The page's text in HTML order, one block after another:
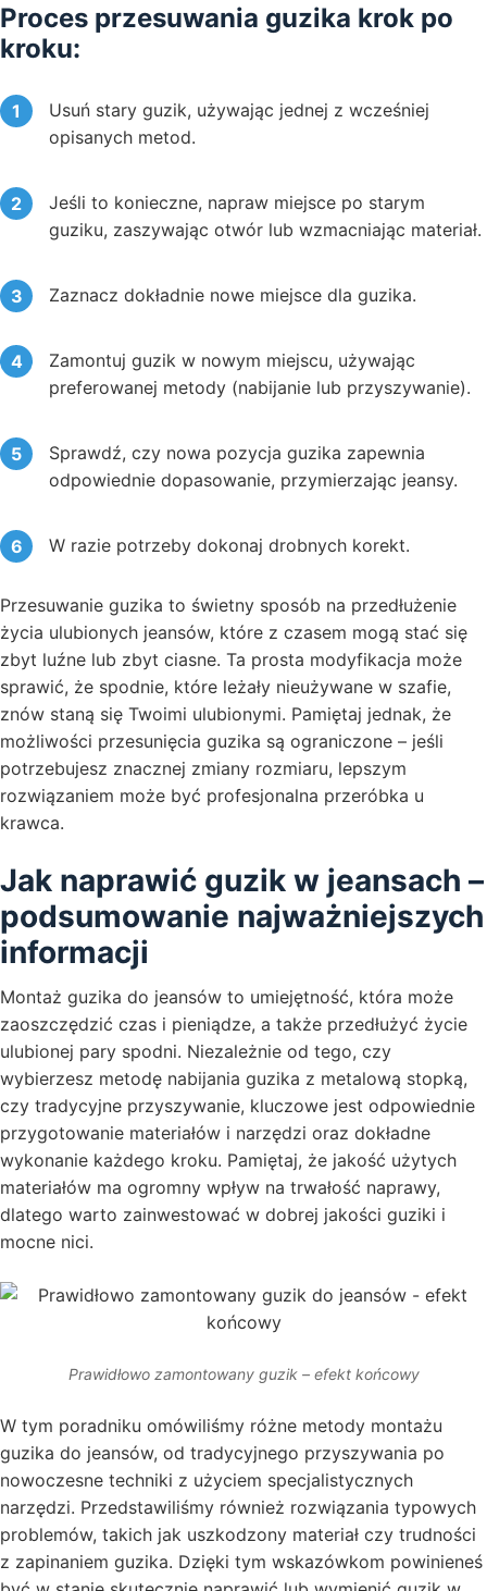
Proces przesuwania guzika krok po
kroku:
Usuń stary guzik, używając jednej z wcześniej
opisanych metod.
Jeśli to konieczne, napraw miejsce po starym
guziku, zaszywając otwór lub wzmacniając materiał.
Zaznacz dokładnie nowe miejsce dla guzika.
Zamontuj guzik w nowym miejscu, używając
preferowanej metody (nabijanie lub przyszywanie).
Sprawdź, czy nowa pozycja guzika zapewnia
odpowiednie dopasowanie, przymierzając jeansy.
W razie potrzeby dokonaj drobnych korekt.
Przesuwanie guzika to świetny sposób na przedłużenie
życia ulubionych jeansów, które z czasem mogą stać się
zbyt luźne lub zbyt ciasne. Ta prosta modyfikacja może
sprawić, że spodnie, które leżały nieużywane w szafie,
znów staną się Twoimi ulubionymi. Pamiętaj jednak, że
możliwości przesunięcia guzika są ograniczone – jeśli
potrzebujesz znacznej zmiany rozmiaru, lepszym
rozwiązaniem może być profesjonalna przeróbka u
krawca.
Jak naprawić guzik w jeansach –
podsumowanie najważniejszych
informacji
Montaż guzika do jeansów to umiejętność, która może
zaoszczędzić czas i pieniądze, a także przedłużyć życie
ulubionej pary spodni. Niezależnie od tego, czy
wybierzesz metodę nabijania guzika z metalową stopką,
czy tradycyjne przyszywanie, kluczowe jest odpowiednie
przygotowanie materiałów i narzędzi oraz dokładne
wykonanie każdego kroku. Pamiętaj, że jakość użytych
materiałów ma ogromny wpływ na trwałość naprawy,
dlatego warto zainwestować w dobrej jakości guziki i
mocne nici.
Prawidłowo zamontowany guzik – efekt końcowy
W tym poradniku omówiliśmy różne metody montażu
guzika do jeansów, od tradycyjnego przyszywania po
nowoczesne techniki z użyciem specjalistycznych
narzędzi. Przedstawiliśmy również rozwiązania typowych
problemów, takich jak uszkodzony materiał czy trudności
z zapinaniem guzika. Dzięki tym wskazówkom powinieneś